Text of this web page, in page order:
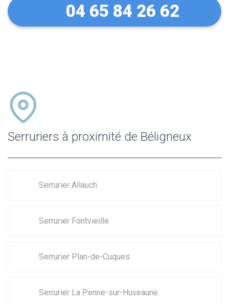
04 65 84 26 62
Serruriers à proximité de Béligneux
Serrurier Allauch
Serrurier Fontvieille
Serrurier Plan-de-Cuques
Serrurier La Penne-sur-Huveaune